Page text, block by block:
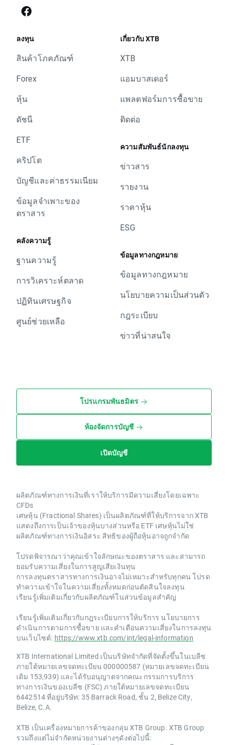
ลงทุน
สินค้าโภคภัณฑ์
Forex
หุ้น
ดัชนี
ETF
คริปโต
บัญชีและค่าธรรมเนียม
ข้อมูลจำเพาะของ
ตราสาร
คลังความรู้
ฐานความรู้
การวิเคราะห์ตลาด
ปฏิทินเศรษฐกิจ
ศูนย์ช่วยเหลือ
เกี่ยวกับ XTB
XTB
แอมบาสเดอร์
แพลตฟอร์มการซื้อขาย
ติดต่อ
ความสัมพันธ์นักลงทุน
ข่าวสาร
รายงาน
ราคาหุ้น
ESG
ข้อมูลทางกฎหมาย
ข้อมูลทางกฎหมาย
นโยบายความเป็นส่วนตัว
กฎระเบียบ
ข่าวที่น่าสนใจ
โปรแกรมพันธมิตร
ห้องจัดการบัญชี
เปิดบัญชี
ผลิตภัณฑ์ทางการเงินที่เราให้บริการมีความเสี่ยงโดยเฉพาะ
CFDs
เศษหุ้น (Fractional Shares) เป็นผลิตภัณฑ์ที่ให้บริการจาก XTB
แสดงถึงการเป็นเจ้าของหุ้นบางส่วนหรือ ETF เศษหุ้นไม่ใช่
ผลิตภัณฑ์ทางการเงินอิสระ สิทธิของผู้ถือหุ้นอาจถูกจำกัด
โปรดพิจารณาว่าคุณเข้าใจลักษณะของตราสาร และสามารถ
ยอมรับความเสี่ยงในการสูญเสียเงินทุน
การลงทุนตราสารทางการเงินอาจไม่เหมาะสำหรับทุกคน โปรด
ทำความเข้าใจในความเสี่ยงทั้งหมดก่อนตัดสินใจลงทุน
เรียนรู้เพิ่มเติมเกี่ยวกับผลิตภัณฑ์ในส่วนข้อมูลสำคัญ
เรียนรู้เพิ่มเติมเกี่ยวกับกฎระเบียบการให้บริการ นโยบายการ
ดำเนินการตามการซื้อขาย และคำเตือนความเสี่ยงในการลงทุน
บนเว็บไซต์: https://www.xtb.com/int/legal-information
XTB International Limited เป็นบริษัทจำกัดที่จัดตั้งขึ้นในเบลีซ
ภายใต้หมายเลขจดทะเบียน 000000587 (หมายเลขจดทะเบียน
เดิม 153,939) และได้รับอนุญาตจากคณะกรรมการบริการ
ทางการเงินของเบลีซ (FSC) ภายใต้หมายเลขจดทะเบียน
6442514 ที่อยู่บริษัท: 35 Barrack Road, ชั้น 2, Belize City,
Belize, C.A.
XTB เป็นเครื่องหมายการค้าของกลุ่ม XTB Group. XTB Group
รวมถึงแต่ไม่จำกัดหน่วยงานต่างๆดังต่อไปนี้: